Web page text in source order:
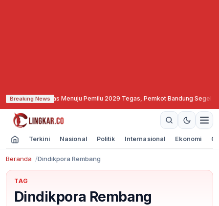
Breaking News
Soliditas Menuju Pemilu 2029·Tegas, Pemkot Bandung Segel dan
Terkini Nasional Politik Internasional Ekonomi
Beranda Dindikpora Rembang
TAG
Dindikpora Rembang